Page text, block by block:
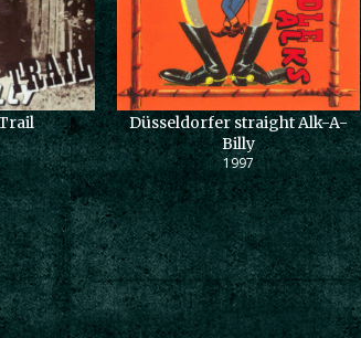
Düsseldorfer straight Alk-A-
Billy
1997